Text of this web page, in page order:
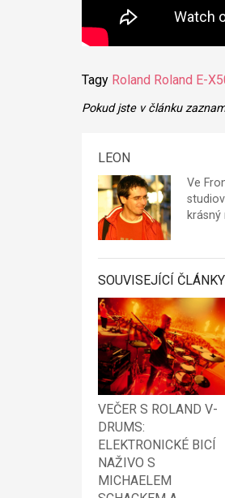
Tagy Roland Roland E-
Pokud jste v článku
LEON
Ve
SOUVISEJÍCÍ ČLÁNKY
VEČER S ROLAND V-
DRUMS:
ELEKTRONICKÉ BICÍ
NAŽIVO S
MICHAELEM